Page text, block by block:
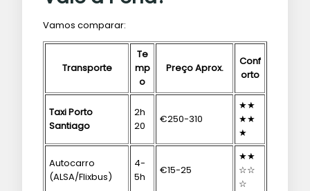
Vamos comparar:
Transporte
Te
mp
o
Preço Aprox.
Conf
orto
Taxi Porto
Santiago
2h
20
€250-310
★★
★★
★
Autocarro
(ALSA/Flixbus)
4-
5h
€15-25
★★
☆☆
☆